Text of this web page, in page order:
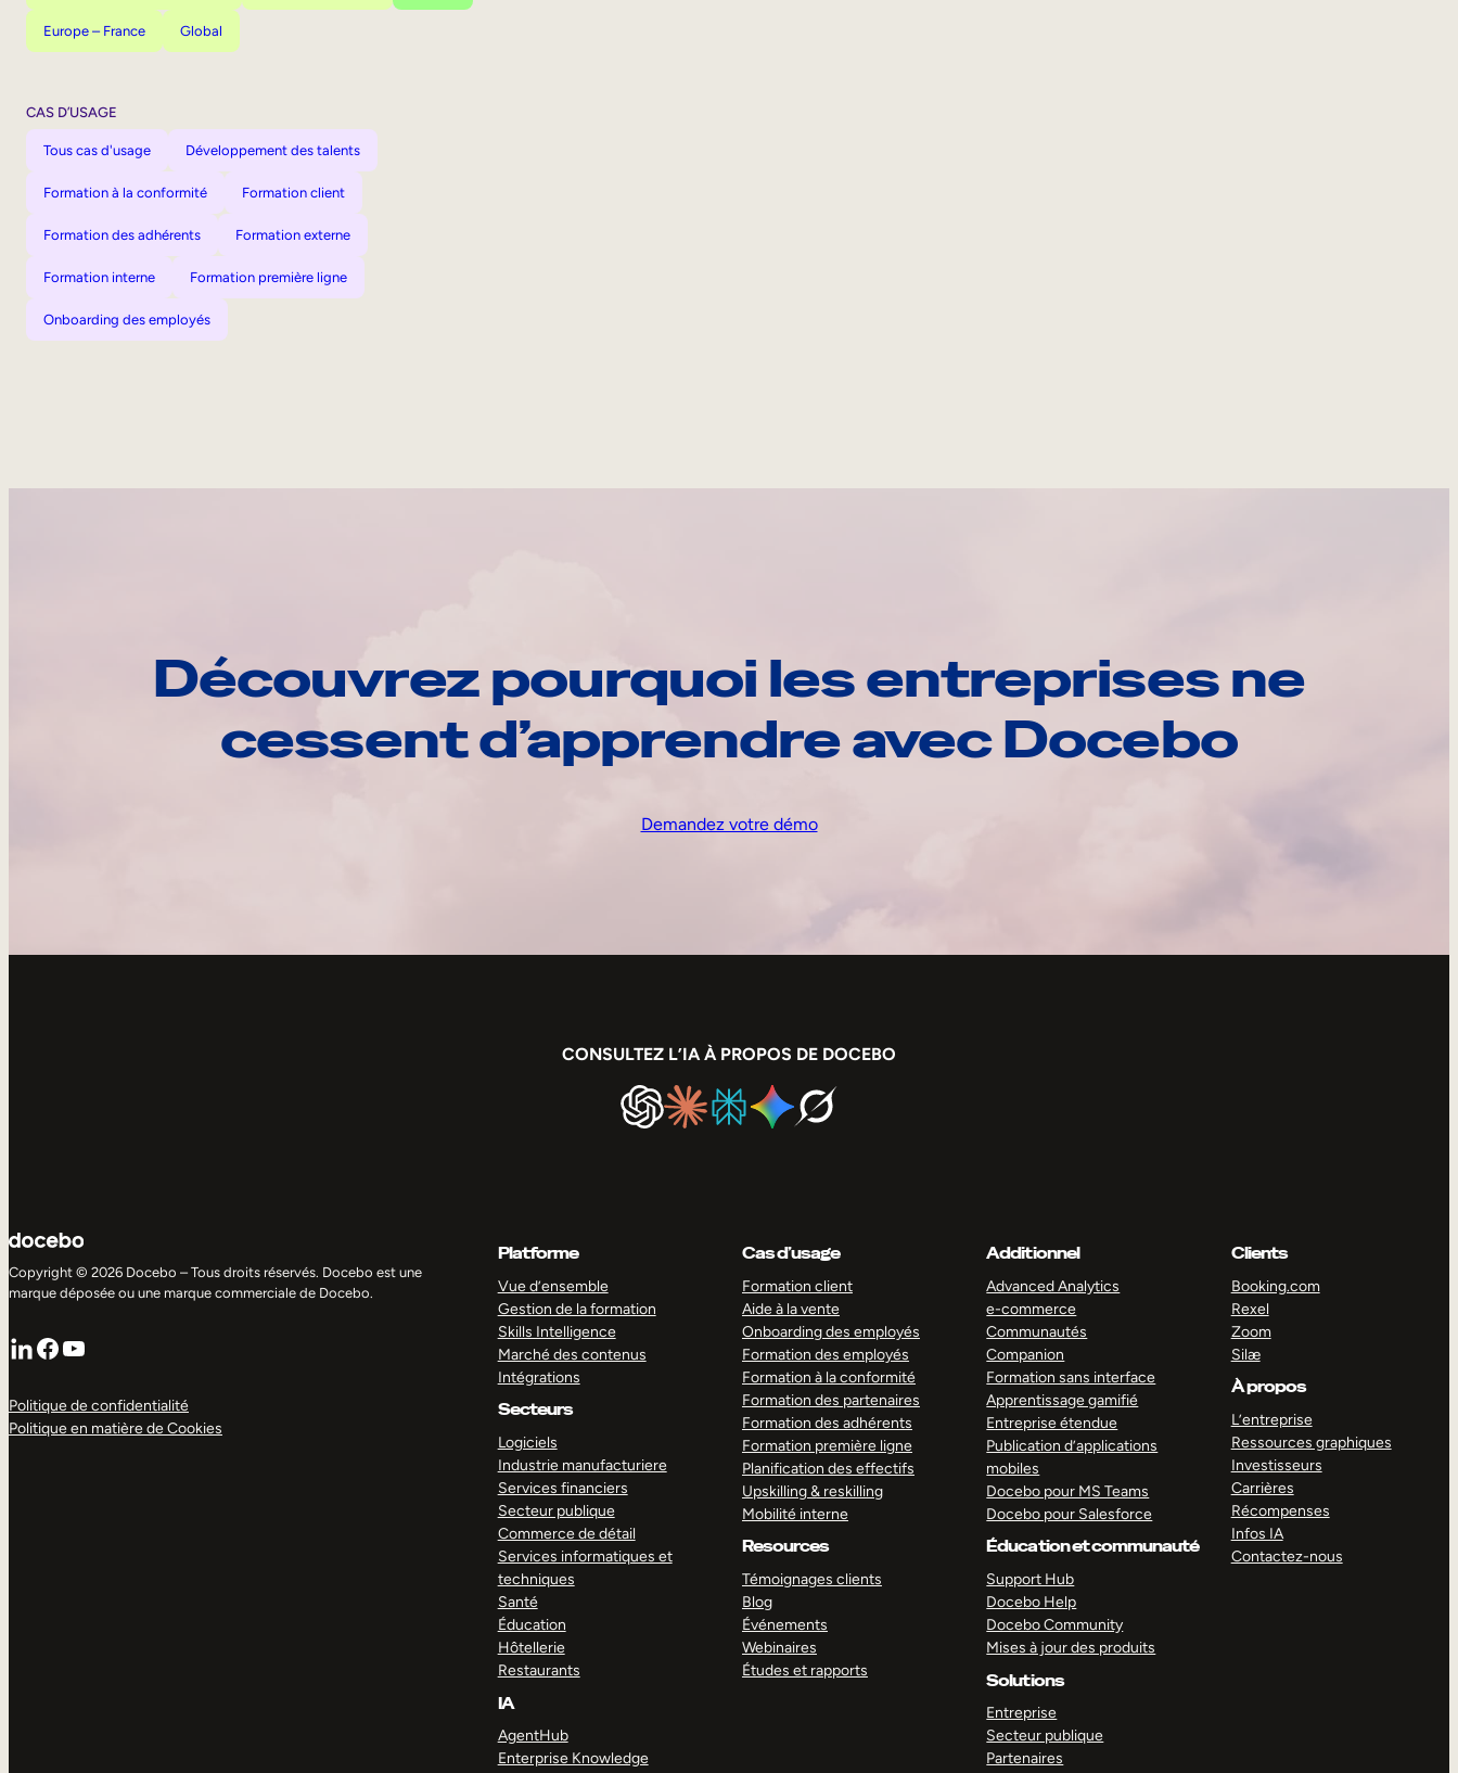
Europe – France Global
CAS D’USAGE
Tous cas d'usage Développement des talents
Formation à la conformité Formation client
Formation des adhérents Formation externe
Formation interne Formation première ligne
Onboarding des employés
Découvrez pourquoi les entreprises ne
cessent d’apprendre avec Docebo
Demandez votre démo
CONSULTEZ L’IA À PROPOS DE DOCEBO
Copyright © 2026 Docebo – Tous droits réservés. Docebo est une
marque déposée ou une marque commerciale de Docebo.
LinkedIn
Facebook
YouTube
Politique de confidentialité
Politique en matière de Cookies
Platforme
Vue d’ensemble
Gestion de la formation
Skills Intelligence
Marché des contenus
Intégrations
Secteurs
Logiciels
Industrie manufacturiere
Services financiers
Secteur publique
Commerce de détail
Services informatiques et
techniques
Santé
Éducation
Hôtellerie
Restaurants
IA
AgentHub
Enterprise Knowledge
Cas d’usage
Formation client
Aide à la vente
Onboarding des employés
Formation des employés
Formation à la conformité
Formation des partenaires
Formation des adhérents
Formation première ligne
Planification des effectifs
Upskilling & reskilling
Mobilité interne
Resources
Témoignages clients
Blog
Événements
Webinaires
Études et rapports
Additionnel
Advanced Analytics
e-commerce
Communautés
Companion
Formation sans interface
Apprentissage gamifié
Entreprise étendue
Publication d’applications
mobiles
Docebo pour MS Teams
Docebo pour Salesforce
Éducation et communauté
Support Hub
Docebo Help
Docebo Community
Mises à jour des produits
Solutions
Entreprise
Secteur publique
Partenaires
Clients
Booking.com
Rexel
Zoom
Silæ
À propos
L’entreprise
Ressources graphiques
Investisseurs
Carrières
Récompenses
Infos IA
Contactez-nous